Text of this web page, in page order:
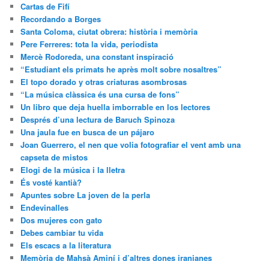
Cartas de Fifí
Recordando a Borges
Santa Coloma, ciutat obrera: història i memòria
Pere Ferreres: tota la vida, periodista
Mercè Rodoreda, una constant inspiració
“Estudiant els primats he après molt sobre nosaltres”
El topo dorado y otras criaturas asombrosas
“La música clàssica és una cursa de fons”
Un libro que deja huella imborrable en los lectores
Després d’una lectura de Baruch Spinoza
Una jaula fue en busca de un pájaro
Joan Guerrero, el nen que volia fotografiar el vent amb una
capseta de mistos
Elogi de la música i la lletra
És vosté kantià?
Apuntes sobre La joven de la perla
Endevinalles
Dos mujeres con gato
Debes cambiar tu vida
Els escacs a la literatura
Memòria de Mahsà Aminí i d’altres dones iranianes